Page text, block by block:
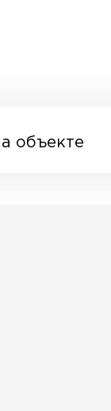
объекте